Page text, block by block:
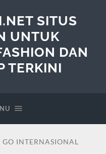
SITUS
UNTUK
DAN
TERKINI
INTERNASIONAL